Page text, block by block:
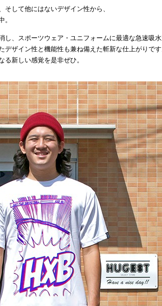
して他にはないデザイン性から、
。
し、スポーツウェア・ユニフォームに最適な急速吸
ザイン性と機能性も兼ね備えた斬新な仕上がりです
新しい感覚を是非ぜひ。